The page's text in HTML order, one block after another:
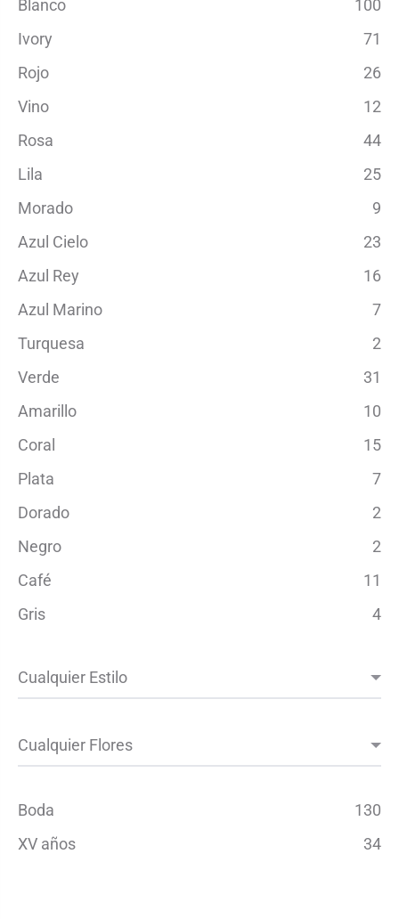
Blanco
100
Ivory
71
Rojo
26
Vino
12
Rosa
44
Lila
25
Morado
9
Azul Cielo
23
Azul Rey
16
Azul Marino
7
Turquesa
2
Verde
31
Amarillo
10
Coral
15
Plata
7
Dorado
2
Negro
2
Café
11
Gris
4
Boda
130
XV años
34